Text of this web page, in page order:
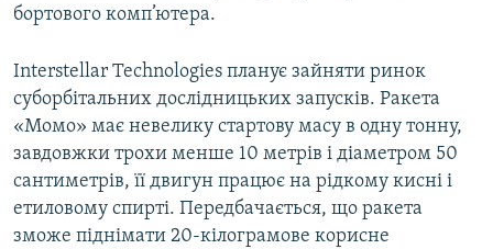
бортового комп’ютера.
Interstellar Technologies планує зайняти ринок
суборбітальних дослідницьких запусків. Ракета
«Момо» має невелику стартову масу в одну тонну,
завдовжки трохи менше 10 метрів і діаметром 50
сантиметрів, її двигун працює на рідкому кисні і
етиловому спирті. Передбачається, що ракета
зможе піднімати 20-кілограмове корисне